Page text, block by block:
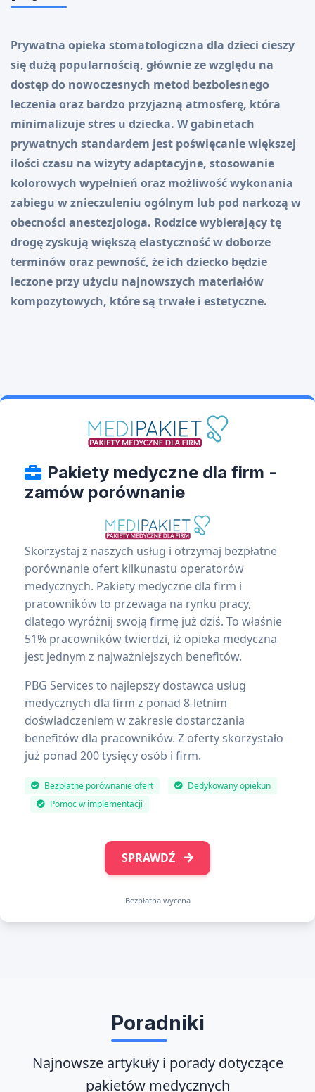
Prywatna opieka stomatologiczna dla dzieci cieszy
się dużą popularnością, głównie ze względu na
dostęp do nowoczesnych metod bezbolesnego
leczenia oraz bardzo przyjazną atmosferę, która
minimalizuje stres u dziecka. W gabinetach
prywatnych standardem jest poświęcanie większej
ilości czasu na wizyty adaptacyjne, stosowanie
kolorowych wypełnień oraz możliwość wykonania
zabiegu w znieczuleniu ogólnym lub pod narkozą w
obecności anestezjologa. Rodzice wybierający tę
drogę zyskują większą elastyczność w doborze
terminów oraz pewność, że ich dziecko będzie
leczone przy użyciu najnowszych materiałów
kompozytowych, które są trwałe i estetyczne.
Pakiety medyczne dla firm -
zamów porównanie
Skorzystaj z naszych usług i otrzymaj bezpłatne
porównanie ofert kilkunastu operatorów
medycznych. Pakiety medyczne dla firm i
pracowników to przewaga na rynku pracy,
dlatego wyróżnij swoją firmę już dziś. To właśnie
51% pracowników twierdzi, iż opieka medyczna
jest jednym z najważniejszych benefitów.
PBG Services to najlepszy dostawca usług
medycznych dla firm z ponad 8-letnim
doświadczeniem w zakresie dostarczania
benefitów dla pracowników. Z oferty skorzystało
już ponad 200 tysięcy osób i firm.
Bezpłatne porównanie ofert
Dedykowany opiekun
Pomoc w implementacji
SPRAWDŹ
Bezpłatna wycena
Poradniki
Najnowsze artykuły i porady dotyczące
pakietów medycznych